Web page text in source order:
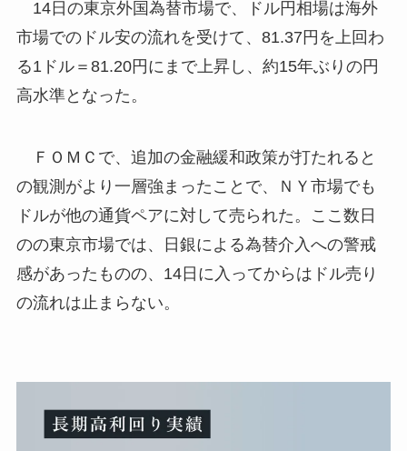
14日の東京外国為替市場で、ドル円相場は海外
市場でのドル安の流れを受けて、81.37円を上回わ
る1ドル＝81.20円にまで上昇し、約15年ぶりの円
高水準となった。
ＦＯＭＣで、追加の金融緩和政策が打たれると
の観測がより一層強まったことで、ＮＹ市場でも
ドルが他の通貨ペアに対して売られた。ここ数日
のの東京市場では、日銀による為替介入への警戒
感があったものの、14日に入ってからはドル売り
の流れは止まらない。